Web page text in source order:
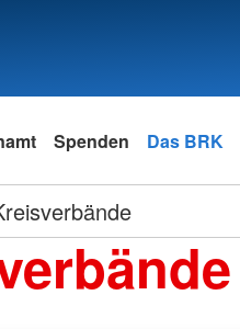
Spenden Das BRK